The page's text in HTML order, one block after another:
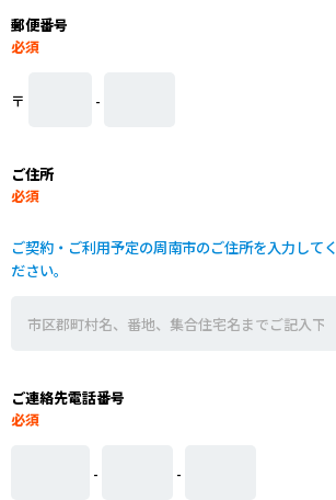
郵便番号
必須
〒 -
ご住所
必須
ご契約・ご利用予定の周南市のご住所を入力してく
ださい。
ご連絡先電話番号
必須
- -